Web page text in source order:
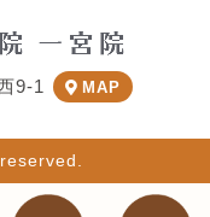
9-1 MAP